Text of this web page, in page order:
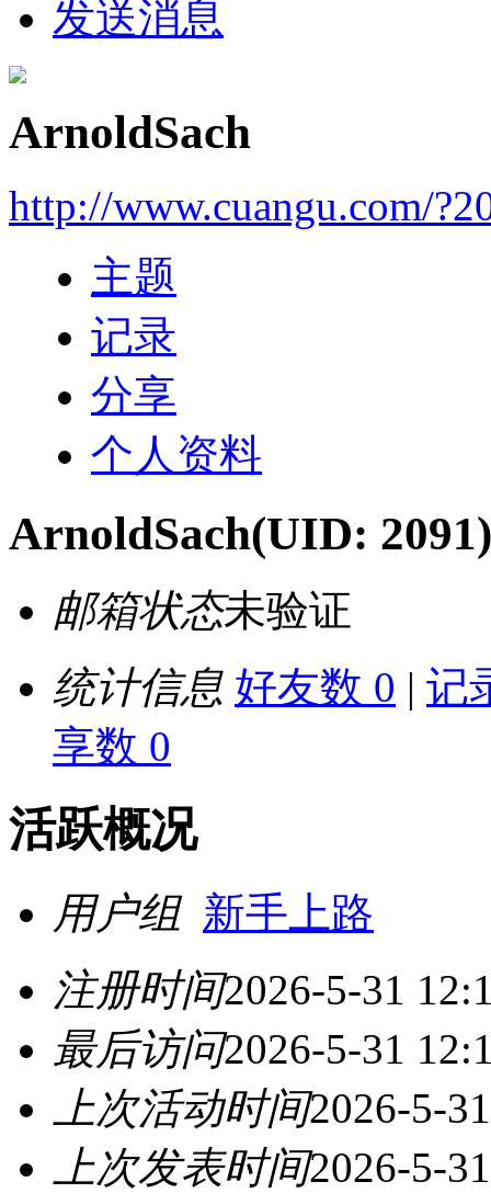
发送消息
ArnoldSach
http://www.cuangu.com/
主题
记录
分享
个人资料
ArnoldSach(UID: 2091)
邮箱状态未验证
统计信息 好友数 0 | 记
享数 0
活跃概况
用户组 新手上路
注册时间2026-5-31
最后访问2026-5-31
上次活动时间2026-5-
上次发表时间2026-5-